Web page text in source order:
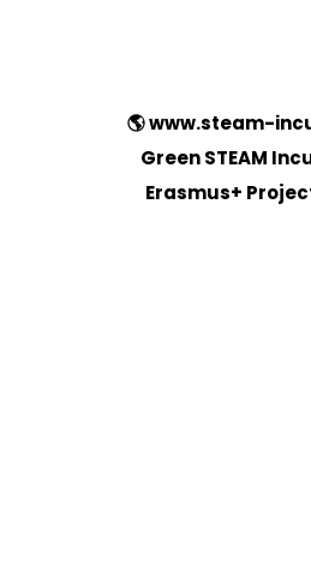
🌎www.steam-
Green STEAM
Erasmus+